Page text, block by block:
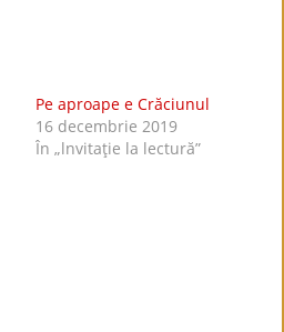
Pe aproape e Crăciunul
16 decembrie 2019
În „lnvitaţie la lectură”